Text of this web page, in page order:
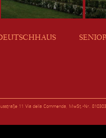
11 Via della Commenda, MwSt.-Nr.